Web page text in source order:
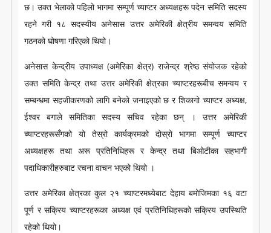
छ। उक्त भेलाको पहिलो भागमा सम्पूर्ण च्याप्टर अध्यक्षहरू पदेन समिति सदस्य
रहने गरी १८ सदस्यीय अनेसास उत्तर अमेरिकी क्षेत्रीय समन्वय समिति
गठनको घोषणा गरिएको थियो।
अनेसास केन्द्रीय उपाध्यक्ष (अमेरिका क्षेत्र) राजेन्द्र श्रेष्ठ संयोजक रहेको
उक्त समिति केन्द्र तथा उत्तर अमेरिकी क्षेत्रका च्याप्टरहरूबीच समन्वय र
सम्बन्धमा सहजीकरणको लागि बनेको जनाइएको छ र शिकागो च्याप्टर अध्यक्ष,
ईश्वर बगाले समितिका सदस्य सचिव रहेका छन् । उत्तर अमेरिकी
च्याप्टरहरूसँगको यो तेस्रो कार्यक्रमको दोस्रो भागमा सम्पूर्ण च्याप्टर
अध्यक्षहरू तथा अरू प्रतिनिधिहरू र केन्द्र तथा बिओटीका सहभागी
पदाधिकारीहरुबाट रचना वाचन भएको थियो ।
उत्तर अमेरिका क्षेत्रका कुल २१ च्याप्टरमध्येबाट देहाय बमोजिमका १६ वटा
पूर्ण र सक्रिय च्याप्टरहरूका अध्यक्ष एवं प्रतिनिधिहरूको सक्रिय उपस्थिति
रहेको थियो।